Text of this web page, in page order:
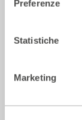
Preferenze
Statistiche
Marketing